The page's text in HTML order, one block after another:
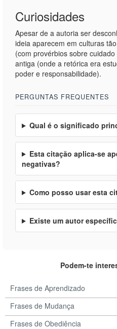
Curiosidades
Apesar de a autoria ser
ideia aparecem em culturas
(com provérbios sobre
antiga (onde a retórica era
poder e responsabilidade).
PERGUNTAS FREQUENTES
Qual é o significado
Esta citação aplica-se
negativas?
Como posso usar esta
Existe um autor
Podem-te
Frases de Aprendizado
Frases de Mudança
Frases de Obediência